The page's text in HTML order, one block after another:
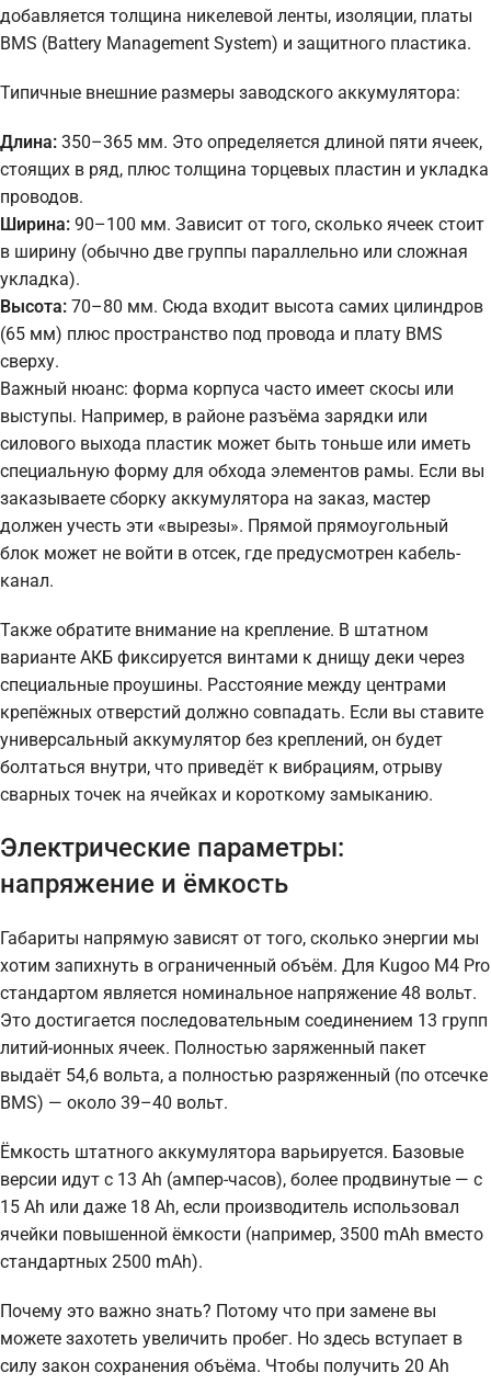
добавляется толщина никелевой ленты, изоляции, платы
BMS (Battery Management System) и защитного пластика.
Типичные внешние размеры заводского аккумулятора:
Длина: 350–365 мм. Это определяется длиной пяти ячеек,
стоящих в ряд, плюс толщина торцевых пластин и укладка
проводов.
Ширина: 90–100 мм. Зависит от того, сколько ячеек стоит
в ширину (обычно две группы параллельно или сложная
укладка).
Высота: 70–80 мм. Сюда входит высота самих цилиндров
(65 мм) плюс пространство под провода и плату BMS
сверху.
Важный нюанс: форма корпуса часто имеет скосы или
выступы. Например, в районе разъёма зарядки или
силового выхода пластик может быть тоньше или иметь
специальную форму для обхода элементов рамы. Если вы
заказываете сборку аккумулятора на заказ, мастер
должен учесть эти «вырезы». Прямой прямоугольный
блок может не войти в отсек, где предусмотрен кабель-
канал.
Также обратите внимание на крепление. В штатном
варианте АКБ фиксируется винтами к днищу деки через
специальные проушины. Расстояние между центрами
крепёжных отверстий должно совпадать. Если вы ставите
универсальный аккумулятор без креплений, он будет
болтаться внутри, что приведёт к вибрациям, отрыву
сварных точек на ячейках и короткому замыканию.
Электрические параметры:
напряжение и ёмкость
Габариты напрямую зависят от того, сколько энергии мы
хотим запихнуть в ограниченный объём. Для Kugoo M4 Pro
стандартом является номинальное напряжение 48 вольт.
Это достигается последовательным соединением 13 групп
литий-ионных ячеек. Полностью заряженный пакет
выдаёт 54,6 вольта, а полностью разряженный (по отсечке
BMS) — около 39–40 вольт.
Ёмкость штатного аккумулятора варьируется. Базовые
версии идут с 13 Ah (ампер-часов), более продвинутые — с
15 Ah или даже 18 Ah, если производитель использовал
ячейки повышенной ёмкости (например, 3500 mAh вместо
стандартных 2500 mAh).
Почему это важно знать? Потому что при замене вы
можете захотеть увеличить пробег. Но здесь вступает в
силу закон сохранения объёма. Чтобы получить 20 Ah